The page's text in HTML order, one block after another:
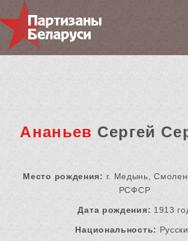
Ананьев Сергей
Место рождения: г. Медынь,
РСФСР
Дата рождения: 1913
Национальность: